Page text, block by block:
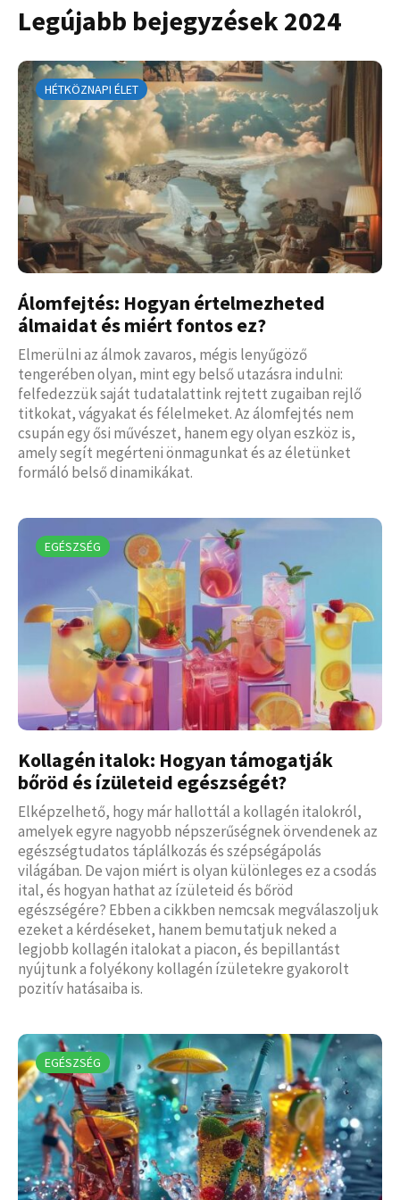
Legújabb bejegyzések 2024
HÉTKÖZNAPI ÉLET
Álomfejtés: Hogyan értelmezheted
álmaidat és miért fontos ez?
Elmerülni az álmok zavaros, mégis lenyűgöző
tengerében olyan, mint egy belső utazásra indulni:
felfedezzük saját tudatalattink rejtett zugaiban rejlő
titkokat, vágyakat és félelmeket. Az álomfejtés nem
csupán egy ősi művészet, hanem egy olyan eszköz is,
amely segít megérteni önmagunkat és az életünket
formáló belső dinamikákat.
EGÉSZSÉG
Kollagén italok: Hogyan támogatják
bőröd és ízületeid egészségét?
Elképzelhető, hogy már hallottál a kollagén italokról,
amelyek egyre nagyobb népszerűségnek örvendenek az
egészségtudatos táplálkozás és szépségápolás
világában. De vajon miért is olyan különleges ez a csodás
ital, és hogyan hathat az ízületeid és bőröd
egészségére? Ebben a cikkben nemcsak megválaszoljuk
ezeket a kérdéseket, hanem bemutatjuk neked a
legjobb kollagén italokat a piacon, és bepillantást
nyújtunk a folyékony kollagén ízületekre gyakorolt
pozitív hatásaiba is.
EGÉSZSÉG